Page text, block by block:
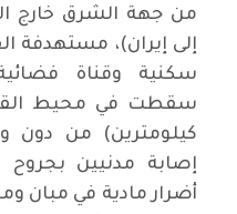
من جهة الشرق خارج
إلى إيران)، مستهدفة
سكنية وقناة
سقطت في محيط
كيلومترين) من دون
إصابة مدنيين
أضرار مادية في مبان